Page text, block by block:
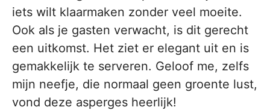
iets wilt klaarmaken zonder veel moeite.
Ook als je gasten verwacht, is dit gerecht
een uitkomst. Het ziet er elegant uit en is
gemakkelijk te serveren. Geloof me, zelfs
mijn neefje, die normaal geen groente lust,
vond deze asperges heerlijk!